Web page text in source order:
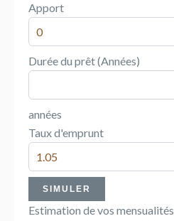
Apport
Durée du prêt (Années)
années
Taux d'emprunt
SIMULER
Estimation de vos mensualités